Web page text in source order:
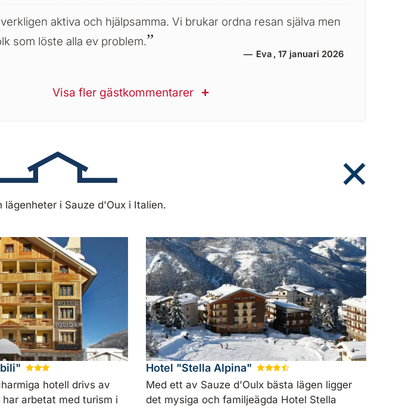
aktiva och hjälpsamma. Vi brukar ordna resan själva men
som löste alla ev problem.
Eva 17 januari 2026
Visa fler gästkommentarer
i Sauze d'Oux i Italien.
★★
hotell drivs av
har arbetat med turism i
Hotel "Stella Alpina" ★★★
Med ett av Sauze d'Oulx bästa lägen ligger
det mysiga och familjeägda Hotel Stella